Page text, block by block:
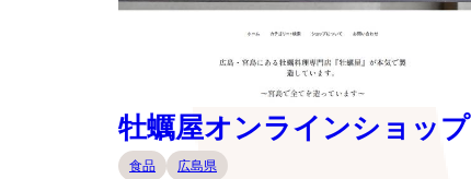
牡蠣屋オンラインショップ
食品 広島県